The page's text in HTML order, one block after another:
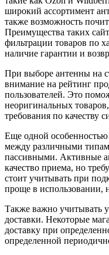
широкий ассортимент
также возможность
Преимущества таких
фильтрации товаров по
наличие гарантии и
При выборе антенны на
внимание на рейтинг
пользователей. Это
неоригинальных
требования по качеству
Еще одной особенностью
между различными
пассивными. Активные
качество приема, но
стоит учитывать при
проще в использовании,
Также важно учитывать
доставки. Некоторые
доставку при
определенной